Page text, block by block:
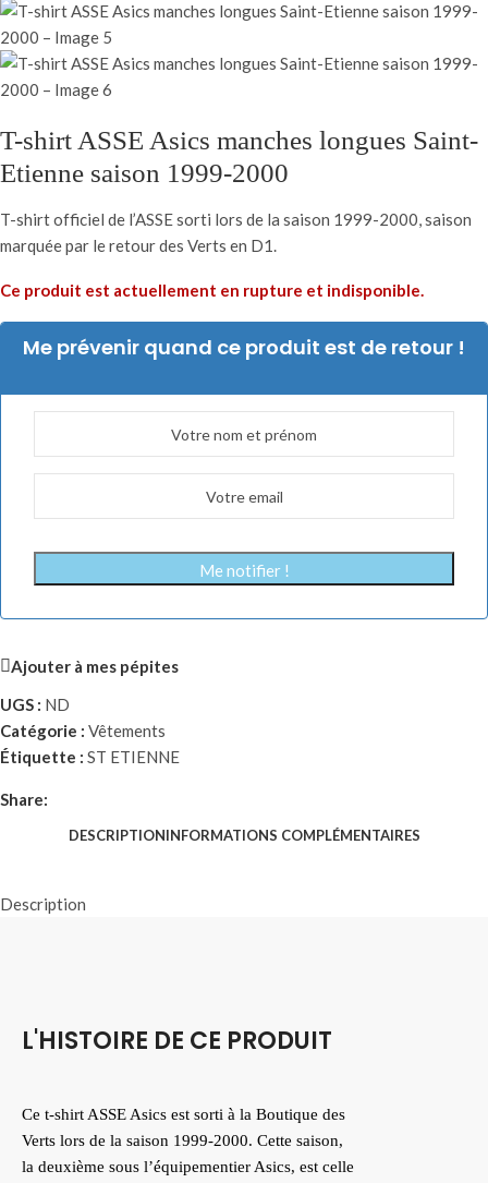
T-shirt ASSE Asics manches longues Saint-
Etienne saison 1999-2000
T-shirt officiel de l’ASSE sorti lors de la saison 1999-2000, saison
marquée par le retour des Verts en D1.
Ce produit est actuellement en rupture et indisponible.
Me prévenir quand ce produit est de retour !
Me notifier !
Ajouter à mes pépites
UGS : ND
Catégorie : Vêtements
Étiquette : ST ETIENNE
Share:
DESCRIPTIONINFORMATIONS COMPLÉMENTAIRES
Description
L'HISTOIRE DE CE PRODUIT
Ce t-shirt ASSE Asics est sorti à la Boutique des
Verts lors de la saison 1999-2000. Cette saison,
la deuxième sous l’équipementier Asics, est celle